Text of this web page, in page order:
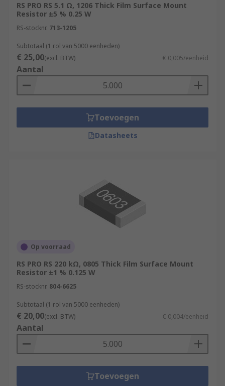
RS PRO RS 5.1 Ω, 1206 Thick Film Surface Mount
Resistor ±5 % 0.25 W
RS-stocknr. 713-1205
Subtotaal (1 rol van 5000 eenheden)
€ 25,00(excl. BTW) € 0,005/eenheid
Aantal
Toevoegen
Datasheets
Op voorraad
RS PRO RS 220 kΩ, 0805 Thick Film Surface Mount
Resistor ±1 % 0.125 W
RS-stocknr. 804-6625
Subtotaal (1 rol van 5000 eenheden)
€ 20,00(excl. BTW) € 0,004/eenheid
Aantal
Toevoegen